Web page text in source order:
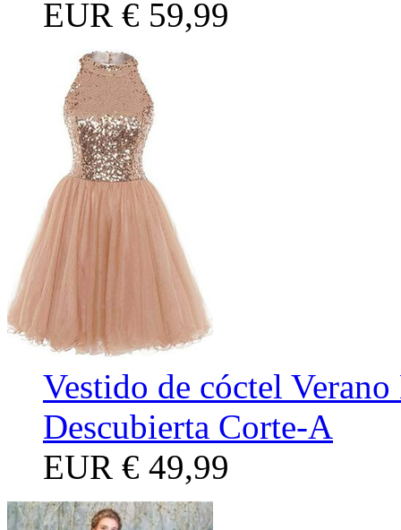
EUR € 59,99
Vestido de cóctel
Descubierta Corte-A
EUR € 49,99